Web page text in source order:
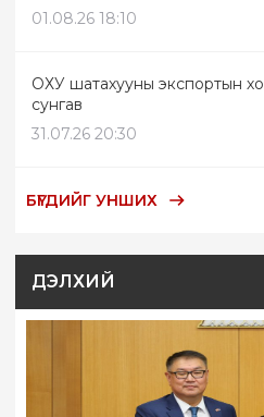
01.08.26 18:10
ОХУ шатахууны экспортын
сунгав
31.07.26 20:30
БҮГДИЙГ УНШИХ
ДЭЛХИЙ